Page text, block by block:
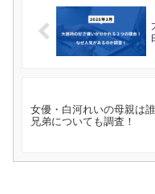
女優・白河れいの母親は
兄弟についても調査！